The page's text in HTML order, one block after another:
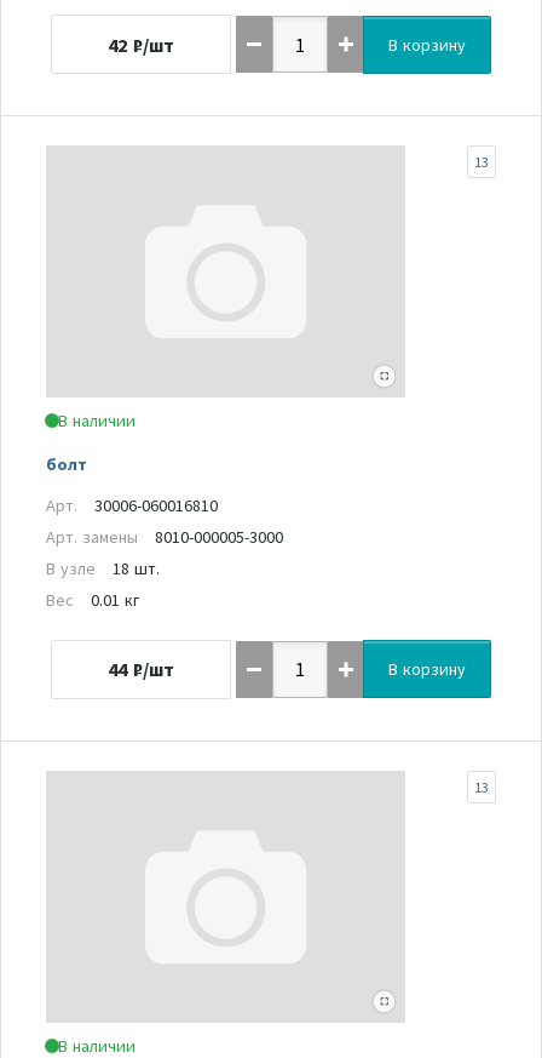
42 ₽/шт В корзину
В наличии
болт
13
Арт.
30006-060016810
Арт. замены
8010-000005-3000
В узле
18 шт.
Вес
0.01 кг
44 ₽/шт В корзину
В наличии
13